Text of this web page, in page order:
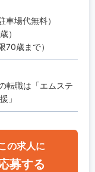
車場代無料）
）
70歳まで）
転職は「エムステ
」
の求人に
募する